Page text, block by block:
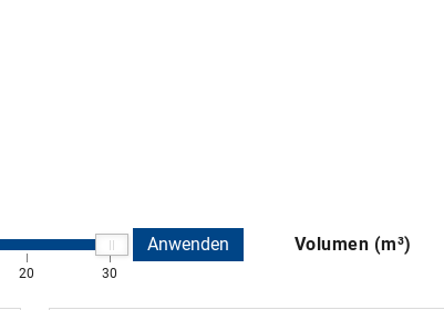
20 30
Anwenden Volumen (m³)